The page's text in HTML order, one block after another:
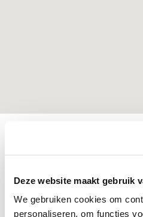
Deze website maakt gebruik
We gebruiken cookies om
personaliseren, om functies